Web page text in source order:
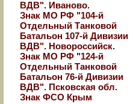
ВДВ". Иваново.
Знак МО РФ "104-й
Отдельный Танковой
Батальон 107-й Дивизии
ВДВ". Новороссийск.
Знак МО РФ "124-й
Отдельный Танковой
Батальон 76-й Дивизии
ВДВ". Псковская обл.
Знак ФСО Крым